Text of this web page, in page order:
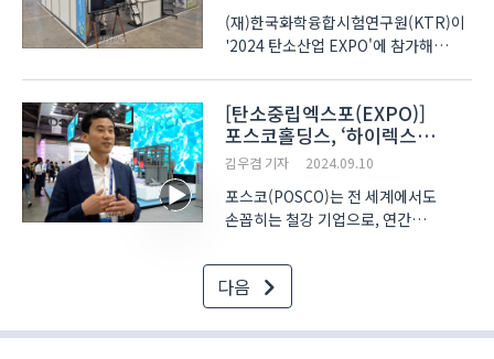
(재)한국화학융합시험연구원(KTR)이
'2024 탄소산업 EXPO'에 참가해
국내외 화학 및 산업 융합 분야에서
다양한 시험·인증 서비스를 제공하는
대표적인 시험 연구 기관이다. 기후변..
[탄소중립엑스포(EXPO)]
포스코홀딩스, ‘하이렉스
(HyREX)' 기술 앞세워
김우겸 기자 2024.09.10
포스코(POSCO)는 전 세계에서도
손꼽히는 철강 기업으로, 연간
있다. 하지만, 철강을 생산하는
과정에서 발생하는 이산화탄소로 인해
대표적인 ‘굴뚝산업 기업’으로
바라보는 시선에서 자유로울 수 없다.
다음